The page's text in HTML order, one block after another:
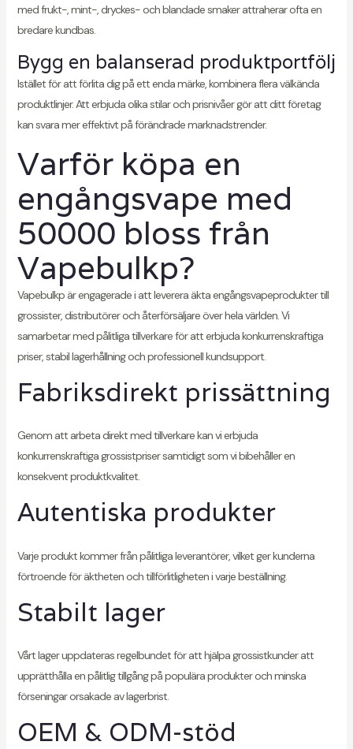
med frukt-, mint-, dryckes- och blandade smaker attraherar ofta en
bredare kundbas.
Bygg en balanserad produktportfölj
Istället för att förlita dig på ett enda märke, kombinera flera välkända
produktlinjer. Att erbjuda olika stilar och prisnivåer gör att ditt företag
kan svara mer effektivt på förändrade marknadstrender.
Varför köpa en
engångsvape med
50000 bloss från
Vapebulkp?
Vapebulkp är engagerade i att leverera äkta engångsvapeprodukter till
grossister, distributörer och återförsäljare över hela världen. Vi
samarbetar med pålitliga tillverkare för att erbjuda konkurrenskraftiga
priser, stabil lagerhållning och professionell kundsupport.
Fabriksdirekt prissättning
Genom att arbeta direkt med tillverkare kan vi erbjuda
konkurrenskraftiga grossistpriser samtidigt som vi bibehåller en
konsekvent produktkvalitet.
Autentiska produkter
Varje produkt kommer från pålitliga leverantörer, vilket ger kunderna
förtroende för äktheten och tillförlitligheten i varje beställning.
Stabilt lager
Vårt lager uppdateras regelbundet för att hjälpa grossistkunder att
upprätthålla en pålitlig tillgång på populära produkter och minska
förseningar orsakade av lagerbrist.
OEM & ODM-stöd